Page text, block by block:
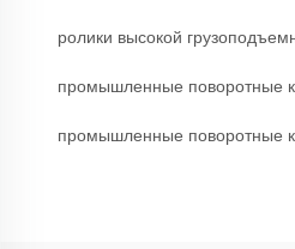
ролики высокой
промышленные поворотные
промышленные поворотные